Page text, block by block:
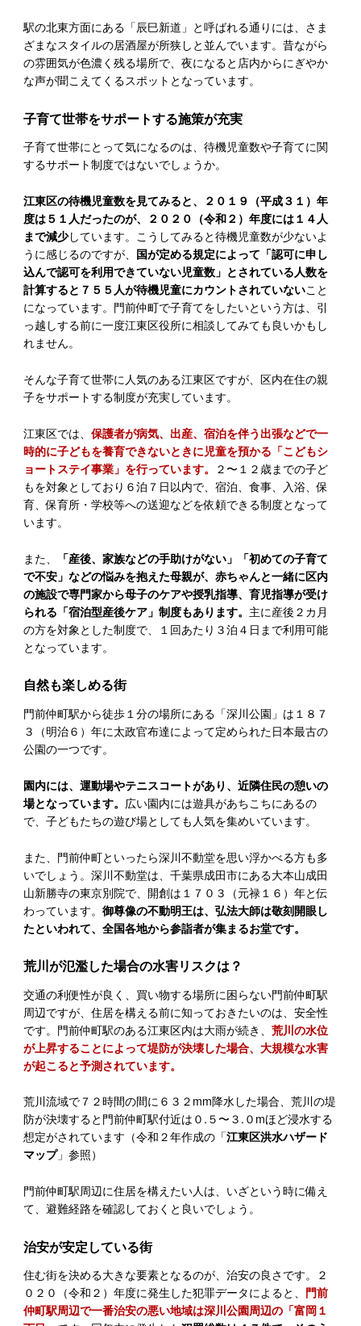
駅の北東方面にある「辰巳新道」と呼ばれる通りには、さま
ざまなスタイルの居酒屋が所狭しと並んでいます。昔ながら
の雰囲気が色濃く残る場所で、夜になると店内からにぎやか
な声が聞こえてくるスポットとなっています。
子育て世帯をサポートする施策が充実
子育て世帯にとって気になるのは、待機児童数や子育てに関
するサポート制度ではないでしょうか。
江東区の待機児童数を見てみると、２０１９（平成３１）年
度は５１人だったのが、２０２０（令和２）年度には１４人
まで減少しています。こうしてみると待機児童数が少ないよ
うに感じるのですが、 国が定める規定によって「認可に申し
込んで認可を利用できていない児童数」とされている人数を
計算すると７５５人が待機児童にカウントされていないこと
になっています。門前仲町で子育てをしたいという方は、引
っ越しする前に一度江東区役所に相談してみても良いかもし
れません。
そんな子育て世帯に人気のある江東区ですが、区内在住の親
子をサポートする制度が充実しています。
江東区では、 保護者が病気、出産、宿泊を伴う出張などで一
時的に子どもを養育できないときに児童を預かる「こどもシ
ョートステイ事業」を行っています。 ２〜１２歳までの子ど
もを対象としており６泊７日以内で、宿泊、食事、入浴、保
育、保育所・学校等への送迎などを依頼できる制度となって
います。
また、
「産後、家族などの手助けがない」「初めての子育て
で不安」などの悩みを抱えた母親が、赤ちゃんと一緒に区内
の施設で専門家から母子のケアや授乳指導、育児指導が受け
られる「宿泊型産後ケア」制度もあります。 主に産後２カ月
の方を対象とした制度で、１回あたり３泊４日まで利用可能
となっています。
自然も楽しめる街
門前仲町駅から徒歩１分の場所にある「深川公園」は１８７
３（明治６）年に太政官布達によって定められた日本最古の
公園の一つです。
園内には、運動場やテニスコートがあり、近隣住民の憩いの
場となっています。 広い園内には遊具があちこちにあるの
で、子どもたちの遊び場としても人気を集めいています。
また、門前仲町といったら深川不動堂を思い浮かべる方も多
いでしょう。深川不動堂は、千葉県成田市にある大本山成田
山新勝寺の東京別院で、開創は１７０３（元禄１６）年と伝
わっています。 御尊像の不動明王は、弘法大師は敬刻開眼し
たといわれて、全国各地から参詣者が集まるお堂です。
荒川が氾濫した場合の水害リスクは？
交通の利便性が良く、買い物する場所に困らない門前仲町駅
周辺ですが、住居を構える前に知っておきたいのは、安全性
です。門前仲町駅のある江東区内は大雨が続き、 荒川の水位
が上昇することによって堤防が決壊した場合、大規模な水害
が起こると予測されています。
荒川流域で７２時間の間に６３２mm降水した場合、荒川の堤
防が決壊すると門前仲町駅付近は０.５〜３.０mほど浸水する
想定がされています（令和２年作成の「江東区洪水ハザード
マップ」参照）
門前仲町駅周辺に住居を構えたい人は、いざという時に備え
て、避難経路を確認しておくと良いでしょう。
治安が安定している街
住む街を決める大きな要素となるのが、治安の良さです。２
０２０（令和２）年度に発生した犯罪データによると、 門前
仲町駅周辺で一番治安の悪い地域は深川公園周辺の「富岡１